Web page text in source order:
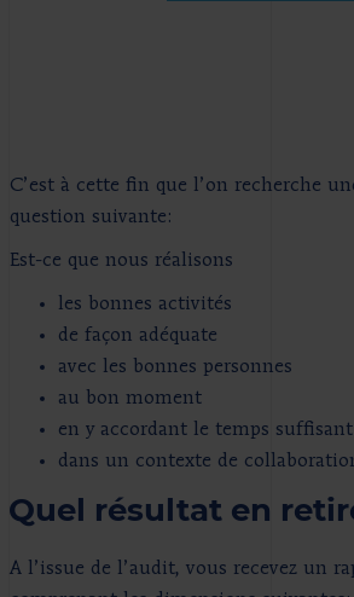
C’est à cette fin que l’on recherche
question suivante:
Est-ce que nous réalisons
les bonnes activités
de façon adéquate
avec les bonnes personnes
au bon moment
en y accordant le temps suffisant
dans un contexte de
Quel résultat en
A l’issue de l’audit, vous recevez un